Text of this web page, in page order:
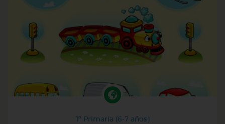
1º Primaria (6-7 años)